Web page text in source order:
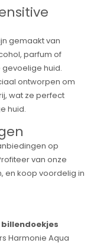
gemaakt van
parfum of
huid.
ontworpen om
wat ze perfect
huid.
op
van onze
en koop voordelig in
Harmonie Aqua